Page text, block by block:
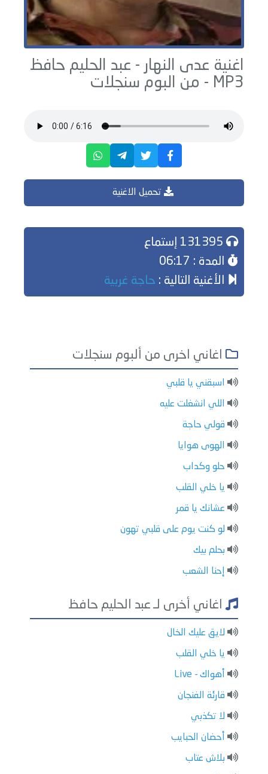
اغنية عدى النهار - عبد الحليم حافظ
MP3 - من البوم
سنجلات
تحميل الاغنية
المدة : 06:17
الأغنية التالية : حاجة غربية
اغاني اخرى من ألبوم سنجلات
اسبقني يا قلبي
اللي انشغلت عليه
قولي حاجة
الهوى هوايا
حلو وكداب
يا خلي القلب
عشانك يا قمر
لو كنت يوم على قلبي تهون
بحلم بيك
إحنا الشعب
اغاني أخرى لـ عبد الحليم حافظ
لايق عليك الخال
يا خلي القلب
أهواك - Live
قارئة الفنجان
لا تكذبي
أحضان الحبايب
بلاش عتاب